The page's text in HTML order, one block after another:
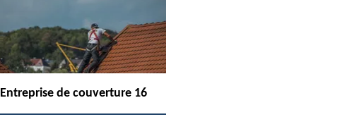
Entreprise de couverture 16